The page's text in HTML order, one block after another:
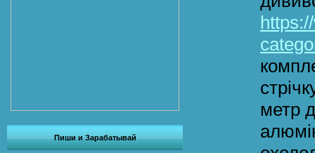
Пиши и Зарабатывай
метр